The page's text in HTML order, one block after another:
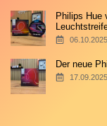
Philips Hue
Der neue